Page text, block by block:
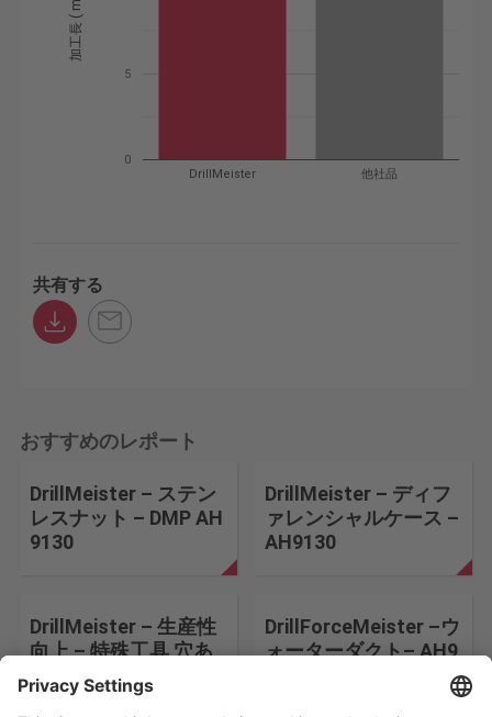
DrillMeister 他社品
0
5
共有する
おすすめのレポート
DrillMeister – ステン
レスナット – DMP AH
9130
DrillMeister – ディフ
ァレンシャルケース –
AH9130
DrillMeister – 生産性
向上 – 特殊工具 穴あ
け、表裏面取り
DrillForceMeister –ウ
ォーターダクト– AH9